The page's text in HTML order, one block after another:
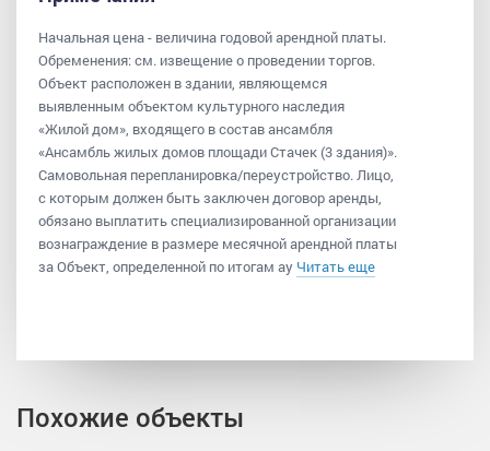
Начальная цена - величина годовой арендной платы.
Обременения: см. извещение о проведении торгов.
Объект расположен в здании, являющемся
выявленным объектом культурного наследия
«Жилой дом», входящего в состав ансамбля
«Ансамбль жилых домов площади Стачек (3 здания)».
Самовольная перепланировка/переустройство. Лицо,
с которым должен быть заключен договор аренды,
обязано выплатить специализированной организации
вознаграждение в размере месячной арендной платы
за Объект, определенной по итогам ау Читать еще
Похожие объекты